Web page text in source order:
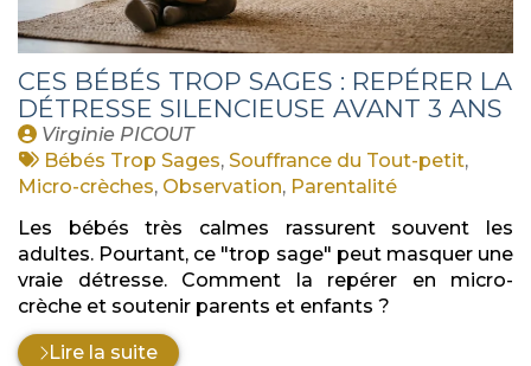
CES BÉBÉS TROP SAGES : REPÉRER LA
DÉTRESSE SILENCIEUSE AVANT 3 ANS
Publié
par
Virginie PICOUT
Tags
:
Bébés Trop Sages, Souffrance du Tout-petit,
Micro-crèches, Observation, Parentalité
Les bébés très calmes rassurent souvent les
adultes. Pourtant, ce "trop sage" peut masquer une
vraie détresse. Comment la repérer en micro-
crèche et soutenir parents et enfants ?
Lire la suite